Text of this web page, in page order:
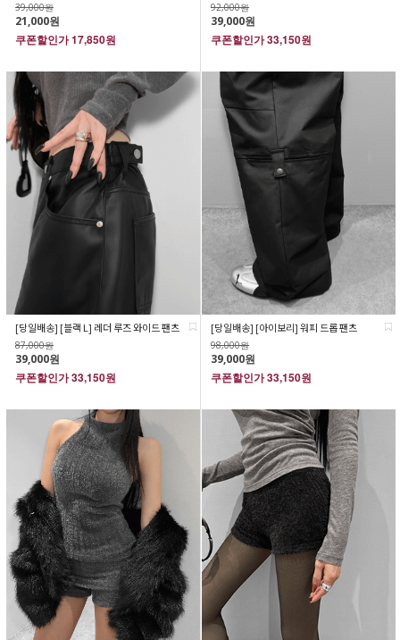
39,000원
21,000원
쿠폰할인가17,850원
92,000원
39,000원
쿠폰할인가33,150원
[당일배송] [블랙 L] 레더 루즈 와이드 팬츠
87,000원
39,000원
쿠폰할인가33,150원
[당일배송] [아이보리] 워피 드롭 팬츠
98,000원
39,000원
쿠폰할인가33,150원